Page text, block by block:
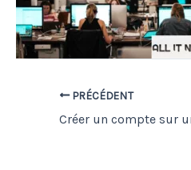
PRÉCÉDENT
Créer un compte sur